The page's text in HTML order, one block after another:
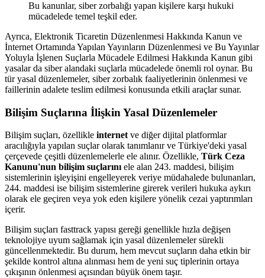
Bu kanunlar, siber zorbalığı yapan kişilere karşı hukuki
mücadelede temel teşkil eder.
Ayrıca, Elektronik Ticaretin Düzenlenmesi Hakkında Kanun ve
İnternet Ortamında Yapılan Yayınların Düzenlenmesi ve Bu Yayınlar
Yoluyla İşlenen Suçlarla Mücadele Edilmesi Hakkında Kanun gibi
yasalar da siber alandaki suçlarla mücadelede önemli rol oynar. Bu
tür yasal düzenlemeler, siber zorbalık faaliyetlerinin önlenmesi ve
faillerinin adalete teslim edilmesi konusunda etkili araçlar sunar.
Bilişim Suçlarına İlişkin Yasal Düzenlemeler
Bilişim suçları, özellikle internetve diğer dijital platformlar
aracılığıyla yapılan suçlar olarak tanımlanır ve Türkiye'deki yasal
çerçevede çeşitli düzenlemelerle ele alınır. Özellikle, Türk Ceza
Kanunu'nun bilişim suçlarınıele alan 243. maddesi, bilişim
sistemlerinin işleyişini engelleyerek veriye müdahalede bulunanları,
244. maddesi ise bilişim sistemlerine girerek verileri hukuka aykırı
olarak ele geçiren veya yok eden kişilere yönelik cezai yaptırımları
içerir.
Bilişim suçları fasttrack yapısı gereği genellikle hızla değişen
teknolojiye uyum sağlamak için yasal düzenlemeler sürekli
güncellenmektedir. Bu durum, hem mevcut suçların daha etkin bir
şekilde kontrol altına alınması hem de yeni suç tiplerinin ortaya
çıkışının önlenmesi açısından büyük önem taşır.